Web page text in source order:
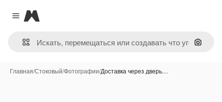
Close menu
Magnific
Поиск
Главная/Стоковый/Фотографии/Доставка через дверь…